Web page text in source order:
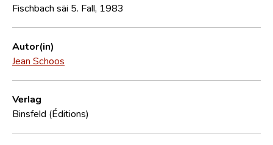
Forschungsgruppe
Fischbach säi 5. Fall, 1983
Autor(in)
Jean Schoos
Verlag
Binsfeld (Éditions)